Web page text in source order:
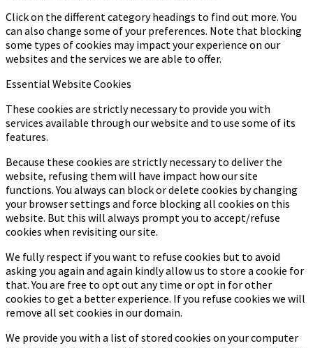
Click on the different category headings to find out more. You
can also change some of your preferences. Note that blocking
some types of cookies may impact your experience on our
websites and the services we are able to offer.
Essential Website Cookies
These cookies are strictly necessary to provide you with
services available through our website and to use some of its
features.
Because these cookies are strictly necessary to deliver the
website, refusing them will have impact how our site
functions. You always can block or delete cookies by changing
your browser settings and force blocking all cookies on this
website. But this will always prompt you to accept/refuse
cookies when revisiting our site.
We fully respect if you want to refuse cookies but to avoid
asking you again and again kindly allow us to store a cookie for
that. You are free to opt out any time or opt in for other
cookies to get a better experience. If you refuse cookies we will
remove all set cookies in our domain.
We provide you with a list of stored cookies on your computer